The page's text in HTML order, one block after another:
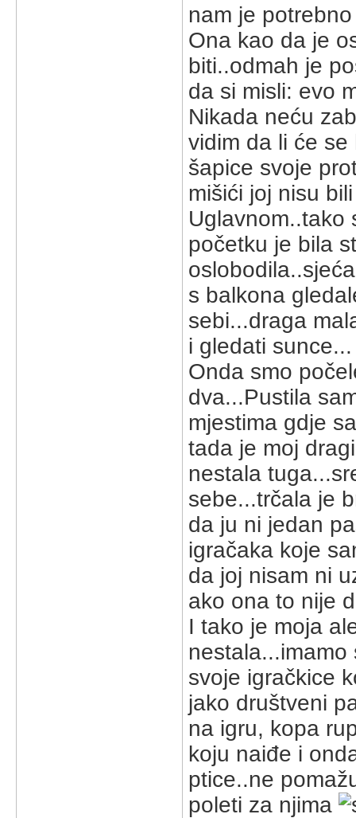
nam je
Ona kao da je
biti..odmah je
da si misli: evo
Nikada neću
vidim da li će
šapice svoje
mišići joj nisu
Uglavnom..tako
početku je bila
s balkona
sebi...draga
i gledati sunce...
Onda smo
dva...Pustila
mjestima gdje
tada je moj
nestala
sebe...trčala je
da ju ni jedan
igračaka koje
da joj nisam ni
ako ona to nije
I tako je moja
svoje igračkice
jako društveni
na igru, kopa
koju naiđe i
ptice..ne
poleti za njima